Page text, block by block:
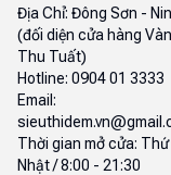
Địa Chỉ: Đông Sơn -
(đối diện cửa hàng
Thu Tuất)
Hotline: 0904 01 3333
Email:
Thời gian mở cửa: Thứ
Nhật / 8:00 - 21:30